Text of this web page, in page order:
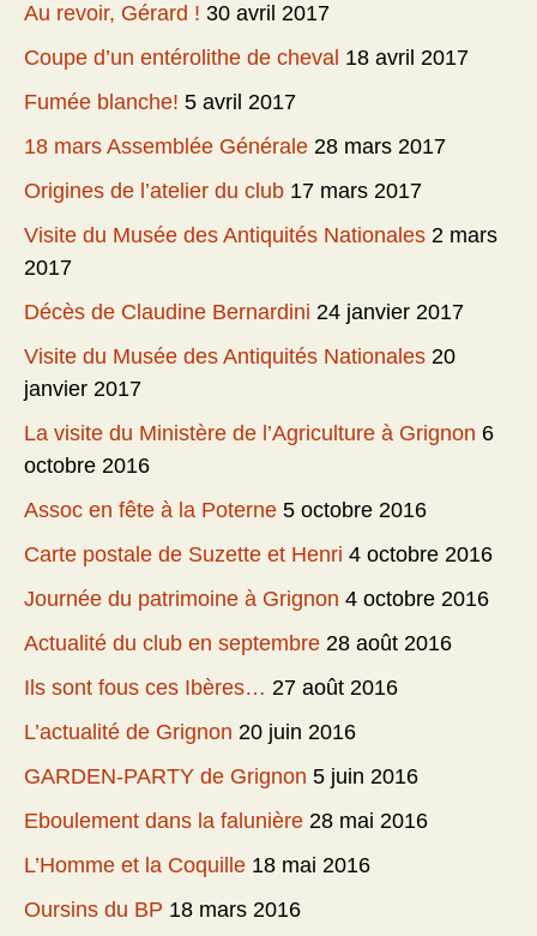
Au revoir, Gérard ! 30 avril 2017
Coupe d’un entérolithe de cheval 18 avril 2017
Fumée blanche! 5 avril 2017
18 mars Assemblée Générale 28 mars 2017
Origines de l’atelier du club 17 mars 2017
Visite du Musée des Antiquités Nationales 2 mars
2017
Décès de Claudine Bernardini 24 janvier 2017
Visite du Musée des Antiquités Nationales 20
janvier 2017
La visite du Ministère de l’Agriculture à Grignon 6
octobre 2016
Assoc en fête à la Poterne 5 octobre 2016
Carte postale de Suzette et Henri 4 octobre 2016
Journée du patrimoine à Grignon 4 octobre 2016
Actualité du club en septembre 28 août 2016
Ils sont fous ces Ibères… 27 août 2016
L’actualité de Grignon 20 juin 2016
GARDEN-PARTY de Grignon 5 juin 2016
Eboulement dans la falunière 28 mai 2016
L’Homme et la Coquille 18 mai 2016
Oursins du BP 18 mars 2016